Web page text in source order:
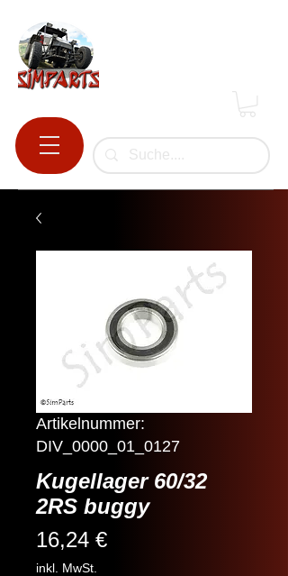
Artikelnummer:
DIV_0000_01_0127
Kugellager 60/32
2RS buggy
16,24 €Preis
inkl. MwSt.